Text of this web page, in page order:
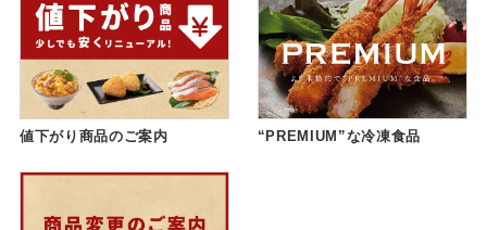
値下がり商品のご案内 “PREMIUM”な冷凍食品